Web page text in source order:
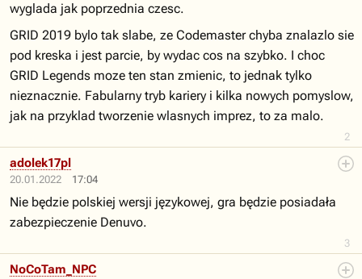
2
wyglada jak poprzednia czesc.
GRID 2019 bylo tak slabe, ze Codemaster chyba znalazlo sie
pod kreska i jest parcie, by wydac cos na szybko. I choc
GRID Legends moze ten stan zmienic, to jednak tylko
nieznacznie. Fabularny tryb kariery i kilka nowych pomyslow,
jak na przyklad tworzenie wlasnych imprez, to za malo.
20.01.2022 17:04
3
adolek17pl
Nie będzie polskiej wersji językowej, gra będzie posiadała
zabezpieczenie Denuvo.
NoCoTam_NPC